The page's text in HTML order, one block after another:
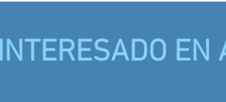
INTERESADO EN